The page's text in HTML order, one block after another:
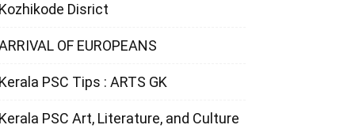
Kozhikode Disrict
OF EUROPEANS
Kerala PSC Tips : ARTS GK
Kerala PSC Art, Literature, and Culture